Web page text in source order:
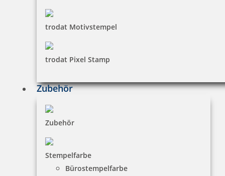
trodat Motivstempel
trodat Pixel Stamp
Zubehör
Zubehör
Stempelfarbe
Bürostempelfarbe